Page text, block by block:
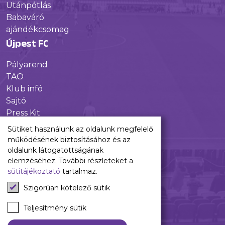
Utánpótlás
Babaváró
ajándékcsomag
Újpest FC
Pályarend
TAO
Klub infó
Sajtó
Press Kit
Újpest FC Shop
Digitális felületeink
Facebook
Instagram
Tiktok
Youtube
Spotify
Sütiket használunk az oldalunk megfelelő
működésének biztosításához és az
oldalunk látogatottságának
elemzéséhez. További részleteket a
sütitájékoztató tartalmaz.
Szigorúan kötelező sütik
Teljesítmény sütik